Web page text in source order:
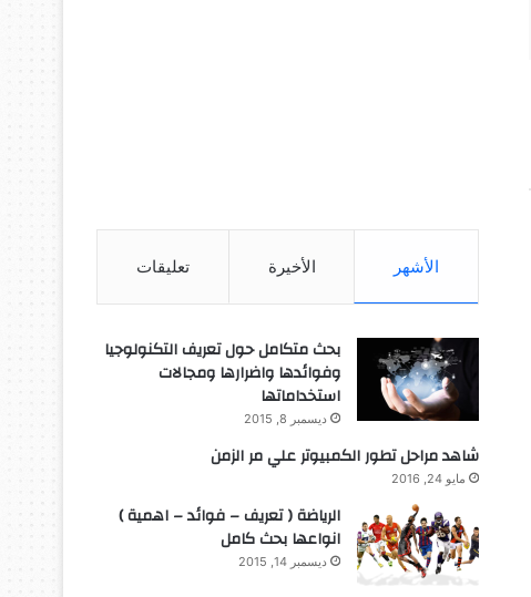
الأشهر الأخيرة تعليقات
بحث متكامل حول تعريف التكنولوجيا
وفوائدها واضرارها ومجالات
استخداماتها
ديسمبر 8, 2015
شاهد مراحل تطور الكمبيوتر علي مر الزمن
مايو 24, 2016
الرياضة ( تعريف – فوائد – اهمية )
انواعها بحث كامل
ديسمبر 14, 2015